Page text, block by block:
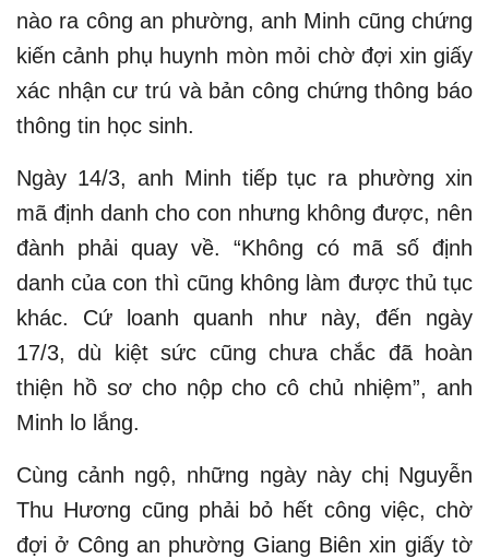
nào ra công an phường, anh Minh cũng chứng
kiến cảnh phụ huynh mòn mỏi chờ đợi xin giấy
xác nhận cư trú và bản công chứng thông báo
thông tin học sinh.
Ngày 14/3, anh Minh tiếp tục ra phường xin
mã định danh cho con nhưng không được, nên
đành phải quay về. “Không có mã số định
danh của con thì cũng không làm được thủ tục
khác. Cứ loanh quanh như này, đến ngày
17/3, dù kiệt sức cũng chưa chắc đã hoàn
thiện hồ sơ cho nộp cho cô chủ nhiệm”, anh
Minh lo lắng.
Cùng cảnh ngộ, những ngày này chị Nguyễn
Thu Hương cũng phải bỏ hết công việc, chờ
đợi ở Công an phường Giang Biên xin giấy tờ